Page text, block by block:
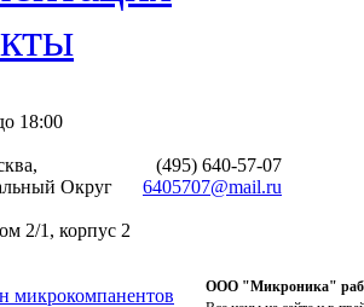
18:00
Округ
2/1, корпус 2
(495) 640-57-07
6405707@mail.ru
ООО "Микроника"